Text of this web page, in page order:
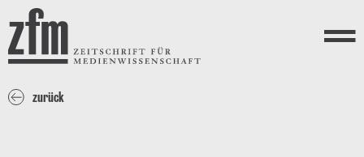
Direkt zum Inhalt
ZEITSCHRIFT FÜR
MEDIENWISSENSCHAFT
Menü
zurück